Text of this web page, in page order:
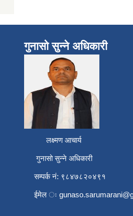
गुनासो सुन्ने अधिकारी
लक्ष्मण आचार्य
गुनासो सुन्ने अधिकारी
सम्पर्क नं: ९८४७८२०४९१
ईमेल ः